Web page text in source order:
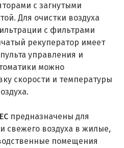
с загнутыми
Для очистки воздуха
с фильтрами
рекуператор имеет
управления и
можно
скорости и температуры
предназначены для
свежего воздуха в жилые,
помещения